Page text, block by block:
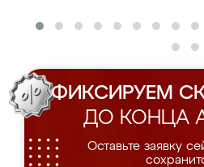
ФИКСИРУЕМ
ДО КОНЦА
Оставьте заявку